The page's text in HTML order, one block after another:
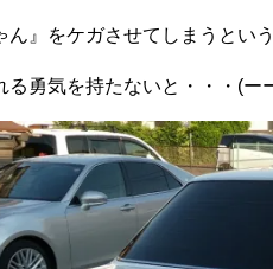
ん』をケガさせてしまうとい
る勇気を持たないと・・・(ー